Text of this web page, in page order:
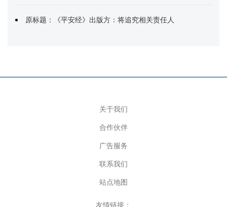
原标题：《平安经》出版方：将追究相关责任人
关于我们
合作伙伴
广告服务
联系我们
站点地图
友情链接：